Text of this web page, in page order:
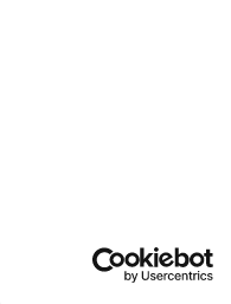
Stuur bij
Schrijf je in op